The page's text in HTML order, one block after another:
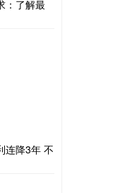
：了解最
连降3年 不